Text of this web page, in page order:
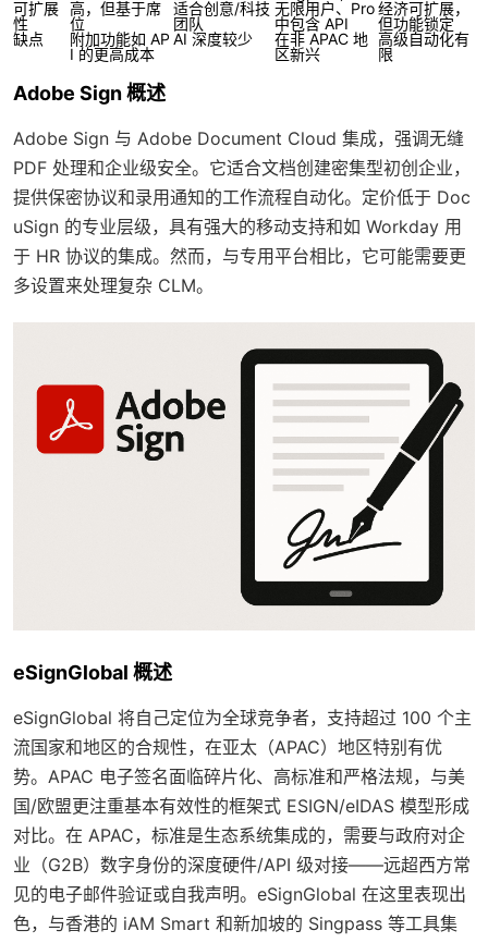
可扩展
性
高，但基于席
位
适合创意/科技
团队
无限用户、Pro
中包含 API
经济可扩展，
但功能锁定
缺点
附加功能如 AP
I 的更高成本
AI 深度较少
在非 APAC 地
区新兴
高级自动化有
限
Adobe Sign 概述
Adobe Sign 与 Adobe Document Cloud 集成，强调无缝
PDF 处理和企业级安全。它适合文档创建密集型初创企业，
提供保密协议和录用通知的工作流程自动化。定价低于 Doc
uSign 的专业层级，具有强大的移动支持和如 Workday 用
于 HR 协议的集成。然而，与专用平台相比，它可能需要更
多设置来处理复杂 CLM。
eSignGlobal 概述
eSignGlobal 将自己定位为全球竞争者，支持超过 100 个主
流国家和地区的合规性，在亚太（APAC）地区特别有优
势。APAC 电子签名面临碎片化、高标准和严格法规，与美
国/欧盟更注重基本有效性的框架式 ESIGN/eIDAS 模型形成
对比。在 APAC，标准是生态系统集成的，需要与政府对企
业（G2B）数字身份的深度硬件/API 级对接——远超西方常
见的电子邮件验证或自我声明。eSignGlobal 在这里表现出
色，与香港的 iAM Smart 和新加坡的 Singpass 等工具集